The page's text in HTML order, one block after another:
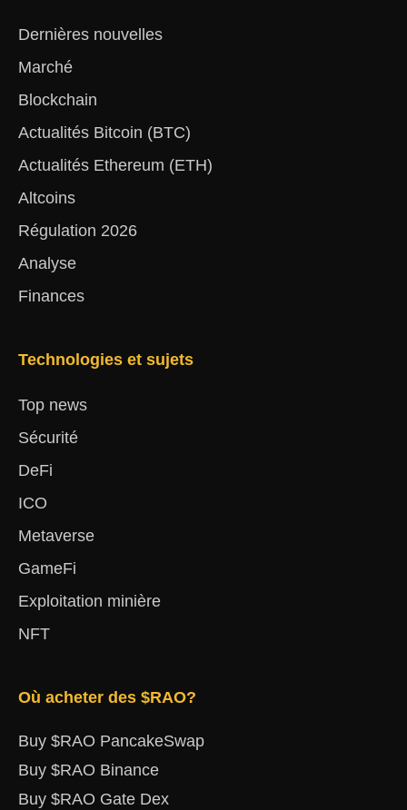
Dernières nouvelles
Marché
Blockchain
Actualités Bitcoin (BTC)
Actualités Ethereum (ETH)
Altcoins
Régulation 2026
Analyse
Finances
Technologies et sujets
Top news
Sécurité
DeFi
ICO
Metaverse
GameFi
Exploitation minière
NFT
Où acheter des $RAO?
Buy $RAO PancakeSwap
Buy $RAO Binance
Buy $RAO Gate Dex